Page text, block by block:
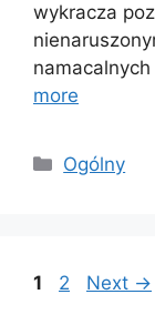
wykracza
more
Categories
Ogólny
Page
1 Page
2 Next →